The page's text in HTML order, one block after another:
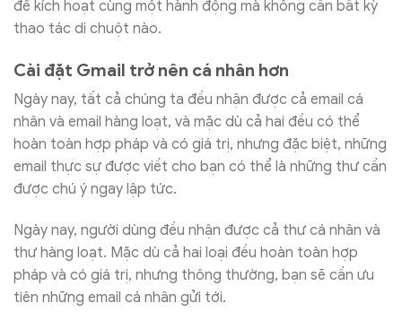
để kích hoạt cùng một hành động mà không cần bất kỳ
thao tác di chuột nào.
Cài đặt Gmail trở nên cá nhân hơn
Ngày nay, tất cả chúng ta đều nhận được cả email cá
nhân và email hàng loạt, và mặc dù cả hai đều có thể
hoàn toàn hợp pháp và có giá trị, nhưng đặc biệt, những
email thực sự được viết cho bạn có thể là những thư cần
được chú ý ngay lập tức.
Ngày nay, người dùng đều nhận được cả thư cá nhân và
thư hàng loạt. Mặc dù cả hai loại đều hoàn toàn hợp
pháp và có giá trị, nhưng thông thường, bạn sẽ cần ưu
tiên những email cá nhân gửi tới.